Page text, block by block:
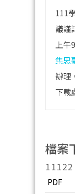
111
議謹
上午
集思
辦理
下載
檔案
PDF